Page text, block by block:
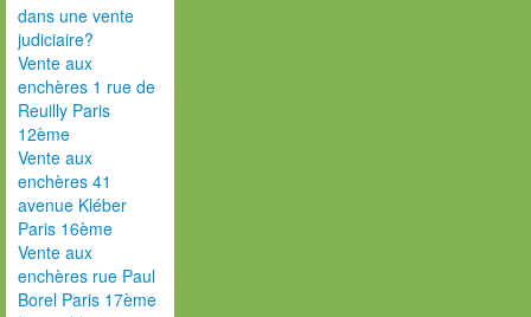
dans une vente
judiciaire?
Vente aux
enchères 1 rue de
Reuilly Paris
12ème
Vente aux
enchères 41
avenue Kléber
Paris 16ème
Vente aux
enchères rue Paul
Borel Paris 17ème